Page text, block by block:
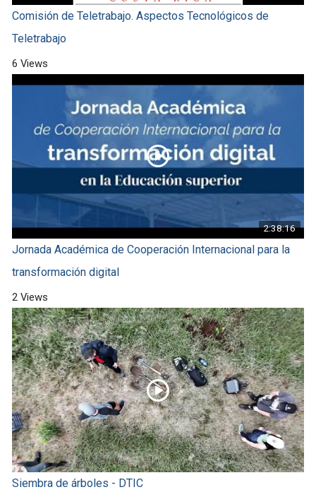
Comisión de Teletrabajo. Aspectos Tecnológicos de
Teletrabajo
6 Views
2:38:16
Jornada Académica de Cooperación Internacional para la
transformación digital
2 Views
Siembra de árboles - DTIC